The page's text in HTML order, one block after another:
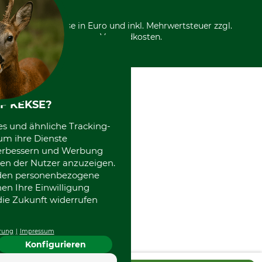
*Alle Preise in Euro und inkl. Mehrwertsteuer zzgl.
Versandkosten.
KEKSE?
und ähnliche Tracking-
ihre Dienste
und Werbung
der Nutzer anzuzeigen.
personenbezogene
Ihre Einwilligung
Zukunft widerrufen
Impressum
Konfigurieren